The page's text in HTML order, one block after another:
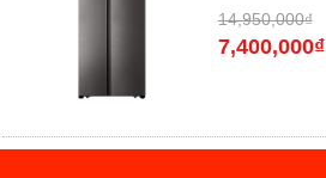
14,950,000₫
7,400,000₫